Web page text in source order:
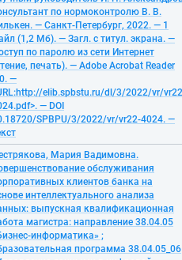
по нормоконтролю В. В.
— Санкт-Петербург, 2022. — 1
(1,2 Мб). — Загл. с титул. экрана. —
по паролю из сети Интернет
печать). — Adobe Acrobat Reader
—
elib.spbstu.ru/dl/3/2022/vr/
— DOI
SPBPU/3/2022/vr/vr22-4024. —
Мария Вадимовна.
обслуживания
клиентов банка на
интеллектуального анализа
выпускная квалификационная
магистра: направление 38.04.05
информатика» ;
программа 38.04.05_06